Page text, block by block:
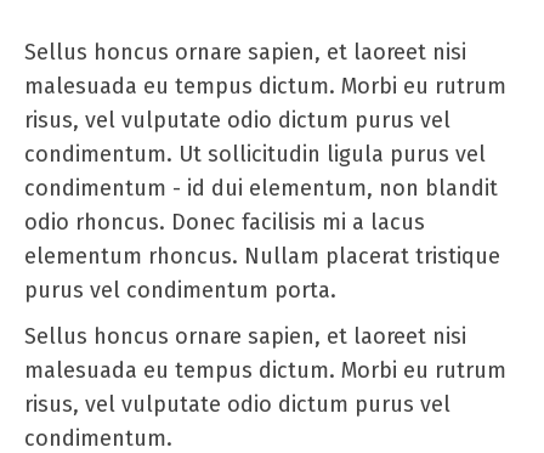
Sellus honcus ornare sapien, et laoreet nisi
malesuada eu tempus dictum. Morbi eu rutrum
risus, vel vulputate odio dictum purus vel
condimentum. Ut sollicitudin ligula purus vel
condimentum - id dui elementum, non blandit
odio rhoncus. Donec facilisis mi a lacus
elementum rhoncus. Nullam placerat tristique
purus vel condimentum porta.
Sellus honcus ornare sapien, et laoreet nisi
malesuada eu tempus dictum. Morbi eu rutrum
risus, vel vulputate odio dictum purus vel
condimentum.